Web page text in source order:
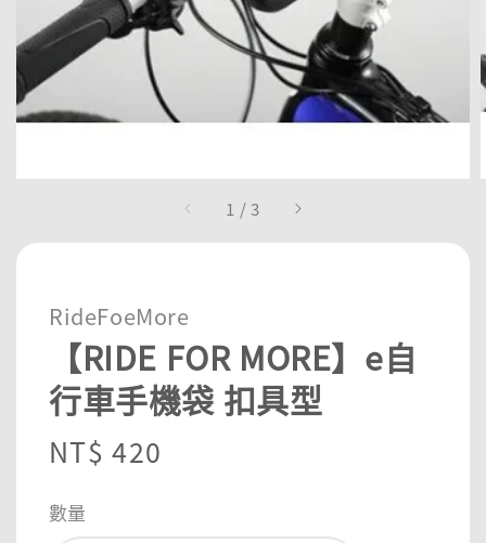
1 /3
RideFoeMore
【RIDE FOR MORE】e自
行車手機袋 扣具型
Regular
NT$ 420
數量